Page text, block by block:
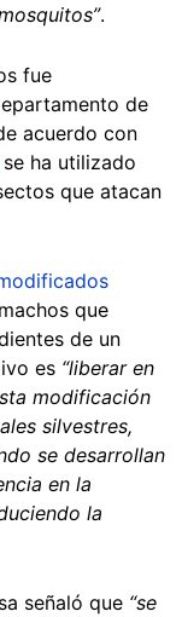
.
fue
de
acuerdo con
se ha utilizado
que atacan
que
de un
es “liberar en
modificación
silvestres,
se desarrollan
en la
la
señaló que “se